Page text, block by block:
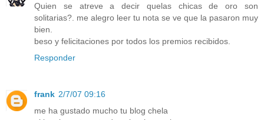
Quien se atreve a decir quelas chicas de oro son
solitarias?. me alegro leer tu nota se ve que la pasaron muy
bien.
beso y felicitaciones por todos los premios recibidos.
Responder
frank 2/7/07 09:16
me ha gustado mucho tu blog chela